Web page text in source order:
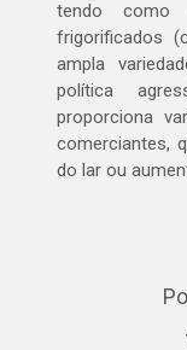
tendo como
frigorificados
ampla
política
proporciona
comerciantes,
do lar ou